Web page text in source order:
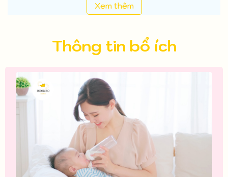
Xem thêm
Thông tin bổ ích